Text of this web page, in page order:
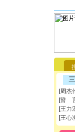
[周杰
[誓
[王力
[王心